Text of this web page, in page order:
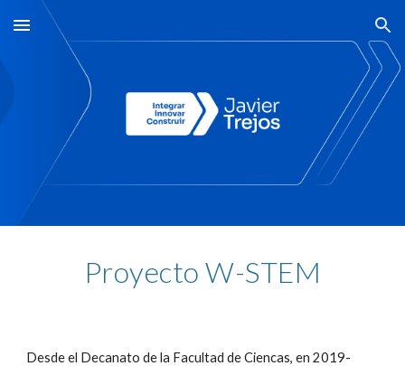
Skip to main content Skip to navigation
Proyecto W-STEM
Desde el Decanato de la Facultad de Ciencas, en 2019-